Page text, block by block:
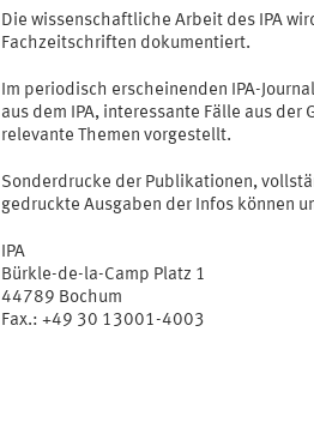
Die wissenschaftliche Arbeit des IPA
Fachzeitschriften dokumentiert.
Im periodisch erscheinenden IPA-
aus dem IPA, interessante Fälle aus
relevante Themen vorgestellt.
Sonderdrucke der Publikationen,
gedruckte Ausgaben der Infos können
IPA
Bürkle-de-la-Camp Platz 1
44789 Bochum
Fax.: +49 30 13001-4003